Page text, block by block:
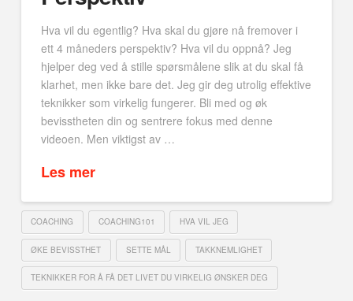
Hva vil du egentlig? Hva skal du gjøre nå fremover i
ett 4 måneders perspektiv? Hva vil du oppnå? Jeg
hjelper deg ved å stille spørsmålene slik at du skal få
klarhet, men ikke bare det. Jeg gir deg utrolig effektive
teknikker som virkelig fungerer. Bli med og øk
bevisstheten din og sentrere fokus med denne
videoen. Men viktigst av …
Les mer
COACHING COACHING101 HVA VIL JEG
ØKE BEVISSTHET SETTE MÅL TAKKNEMLIGHET
TEKNIKKER FOR Å FÅ DET LIVET DU VIRKELIG ØNSKER DEG